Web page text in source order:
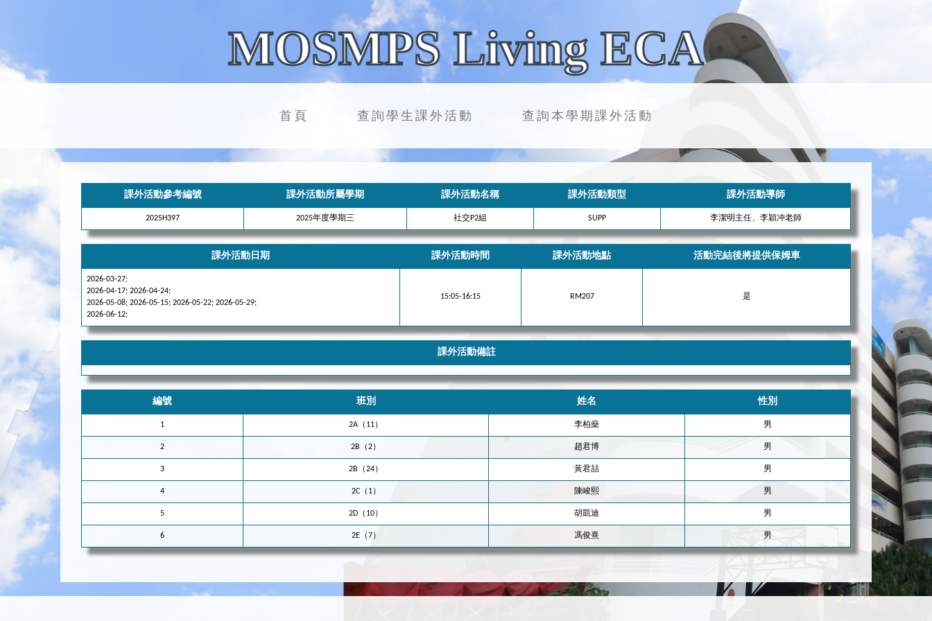
MOSMPS Living ECA
首頁 查詢學生課外活動 查詢本學期課外活動
課外活動參考編號 課外活動所屬學期 課外活動名稱 課外活動類型 課外活動導師
2025H397 2025年度學期三 社交P2組 SUPP 李潔明主任、李穎冲老師
課外活動日期 課外活動時間 課外活動地點 活動完結後將提供保姆車
2026-03-27;
2026-04-17; 2026-04-24;
2026-05-08; 2026-05-15; 2026-05-22; 2026-05-29;
2026-06-12;
15:05-16:15 RM207 是
課外活動備註
編號 班別 姓名 性別
1 2A（11） 李柏燊 男
2 2B（2） 趙君博 男
3 2B（24） 黃君喆 男
4 2C（1） 陳峻熙 男
5 2D（10） 胡凱迪 男
6 2E（7） 馮俊熹 男